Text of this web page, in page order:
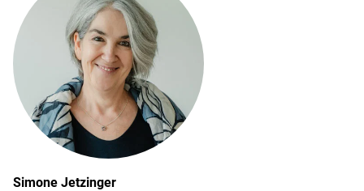
Simone Jetzinger